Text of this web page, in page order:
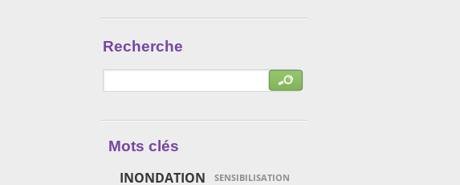
Recherche
Mots clés
INONDATION SENSIBILISATION